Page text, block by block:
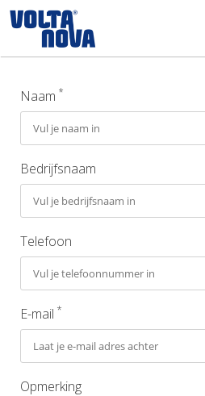
Naam *
Bedrijfsnaam
Telefoon
E-mail *
Opmerking